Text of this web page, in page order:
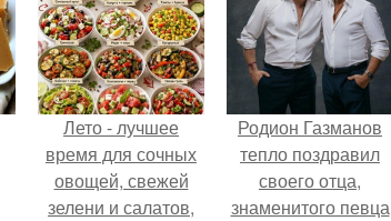
Лето - лучшее
время для сочных
овощей, свежей
зелени и салатов,
Родион Газманов
тепло поздравил
своего отца,
знаменитого певца